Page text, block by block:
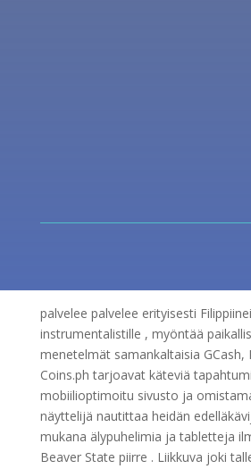
palvelee palvelee erityisesti
instrumentalistille , myöntää
menetelmät samankaltaisia GCash,
Coins.ph tarjoavat käteviä
mobiilioptimoitu sivusto ja
näyttelijä nautittaa heidän
mukana älypuhelimia ja tabletteja
Beaver State piirre . Liikkuva joki